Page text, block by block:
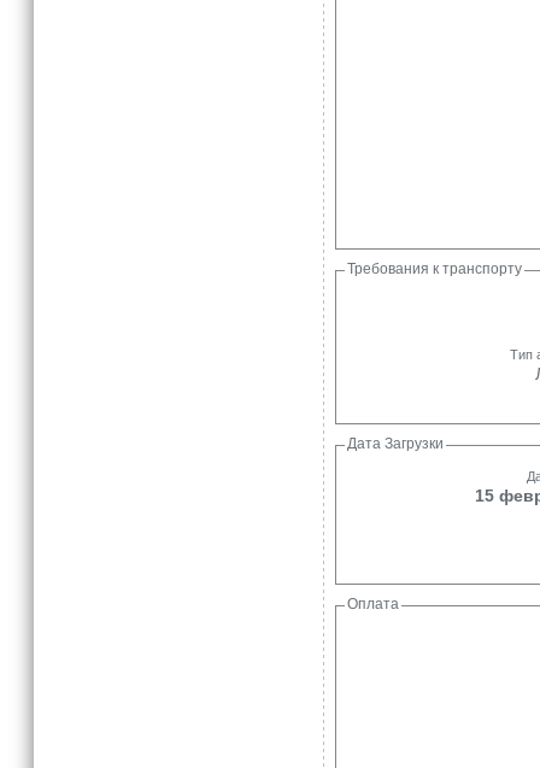
Требования к транспорту
Тип
Дата Загрузки
15
Оплата